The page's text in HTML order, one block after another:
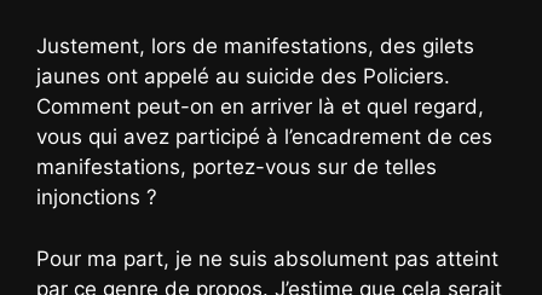
Justement, lors de manifestations, des gilets
jaunes ont appelé au suicide des Policiers.
Comment peut-on en arriver là et quel regard,
vous qui avez participé à l’encadrement de ces
manifestations, portez-vous sur de telles
injonctions ?
Pour ma part, je ne suis absolument pas atteint
par ce genre de propos. J’estime que cela serait